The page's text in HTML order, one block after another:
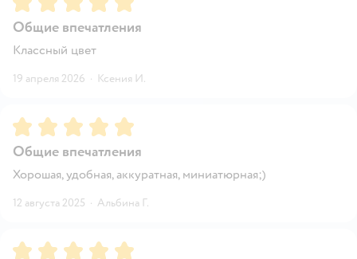
Общие впечатления
Классный цвет
19 апреля 2026 · Ксения И.
Рейтинг:5
Общие впечатления
Хорошая, удобная, аккуратная, миниатюрная;)
12 августа 2025 · Альбина Г.
Рейтинг:5